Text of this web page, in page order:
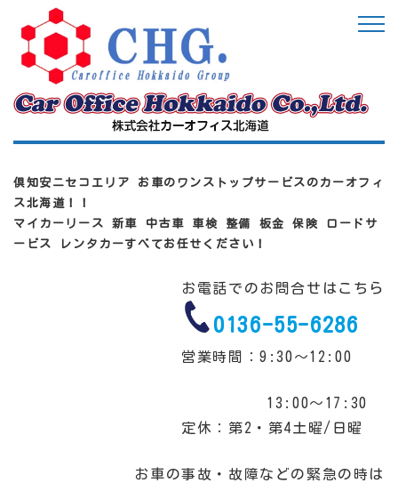
倶知安ニセコエリア お車のワンストップサービスのカーオフィ
ス北海道！！
マイカーリース 新車 中古車 車検 整備 板金 保険 ロードサ
ービス レンタカーすべてお任せください！
お電話でのお問合せはこちら
0136-55-6286
営業時間：9:30～12:00
13:00～17:30
定休：第2・第4土曜/日曜
お車の事故・故障などの緊急の時は